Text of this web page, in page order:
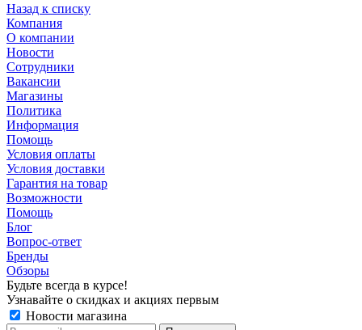
Назад к списку
Компания
О компании
Новости
Сотрудники
Вакансии
Магазины
Политика
Информация
Помощь
Условия оплаты
Условия доставки
Гарантия на товар
Возможности
Помощь
Блог
Вопрос-ответ
Бренды
Обзоры
Будьте всегда в курсе!
Узнавайте о скидках и акциях первым
Новости магазина